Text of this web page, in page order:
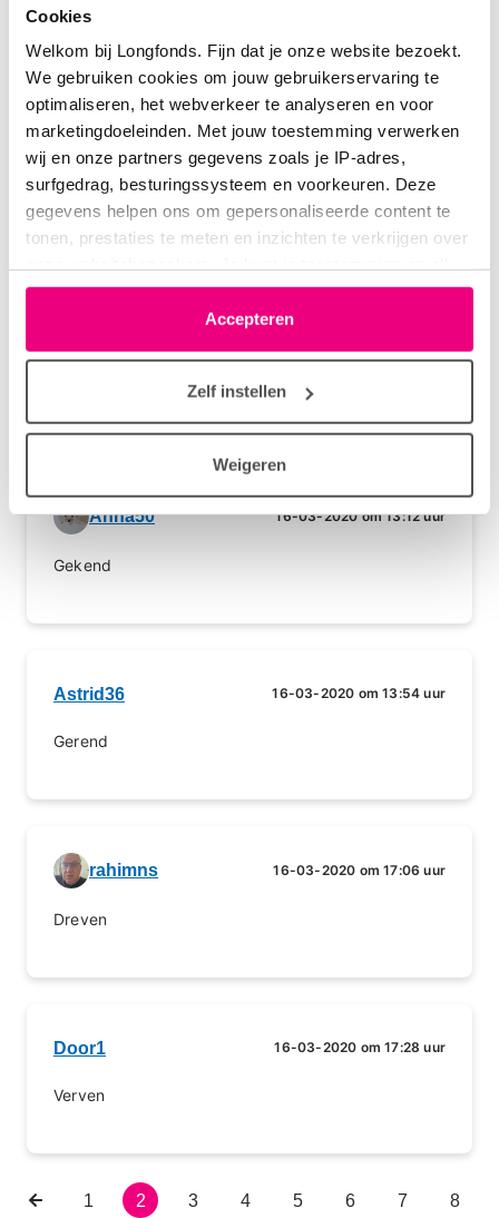
Cookies
Welkom bij Longfonds. Fijn dat je onze website bezoekt.
We gebruiken cookies om jouw gebruikerservaring te
optimaliseren, het webverkeer te analyseren en voor
marketingdoeleinden. Met jouw toestemming verwerken
wij en onze partners gegevens zoals je IP-adres,
surfgedrag, besturingssysteem en voorkeuren. Deze
gegevens helpen ons om gepersonaliseerde content te
tonen, prestaties te meten en inzichten te verkrijgen over
moment wijzigen of intrekken via het cookie-icoontje
linksonder elke pagina. De lijst met partners is te vinden
in het tabblad “details”.
Accepteren
Zelf instellen
Weigeren
Anna50 15-03-2020 om 11:31 uur
Breken
Anna50 16-03-2020 om 13:12 uur
Gekend
Astrid36 16-03-2020 om 13:54 uur
Gerend
rahimns 16-03-2020 om 17:06 uur
Dreven
Door1 16-03-2020 om 17:28 uur
Verven
VorigePagina
1
Huidige
2 Pagina
3 Pagina
4 Pagina
5 Pagina
6 Pagina
7 8